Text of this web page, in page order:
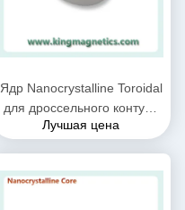
Ядр Nanocrystalline Toroidal
для дроссельного контура
N32-20-10 единого режима
Лучшая цена